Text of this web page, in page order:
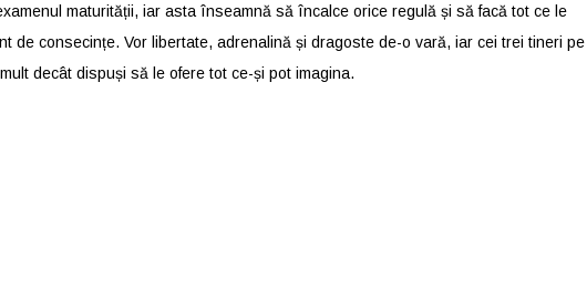
maturității, iar asta înseamnă să încalce orice regulă și să facă tot ce le
de consecințe. Vor libertate, adrenalină și dragoste de-o vară, iar cei trei tineri pe
decât dispuși să le ofere tot ce-și pot imagina.